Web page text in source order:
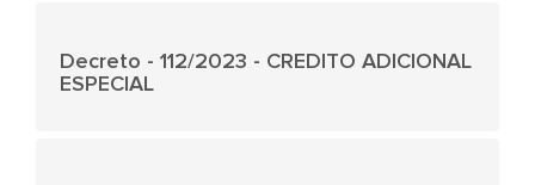
Decreto - 112/2023 - CREDITO ADICIONAL
ESPECIAL